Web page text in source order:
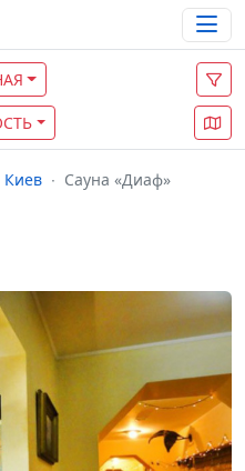
Киев Сауна «Диаф»